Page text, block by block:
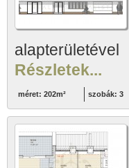
Részletek...
méret: 202m² szobák: 3